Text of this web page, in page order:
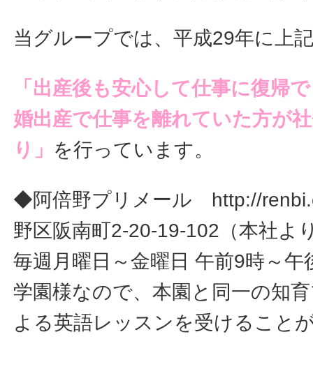
当グループでは、平成29年に上
「出産後も安心して仕事に復帰
婚出産で仕事を離れていた方が
り」 を行っています。
◆阿倍野プリメール http://
野区阪南町2-20-19-102（本社よ
毎週月曜日～金曜日 午前9時～
学園様なので、本園と同一の知
よる英語レッスンを受けること